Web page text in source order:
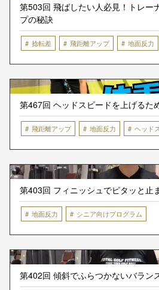
第503回 飛ばしたい人必見！トレー
プの秘訣
捻転差 飛距離アップ 地面反力
第467回 ヘッドスピードを上げるた
飛距離アップ 地面反力 ヘッド
第403回 フィニッシュでピタッと止
地面反力 シニア向けプログラム
第402回 傾斜でふらつかないバラン